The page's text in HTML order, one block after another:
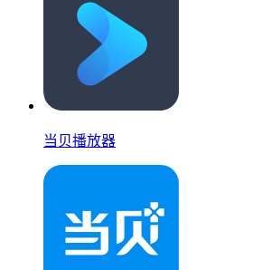
当贝播放器